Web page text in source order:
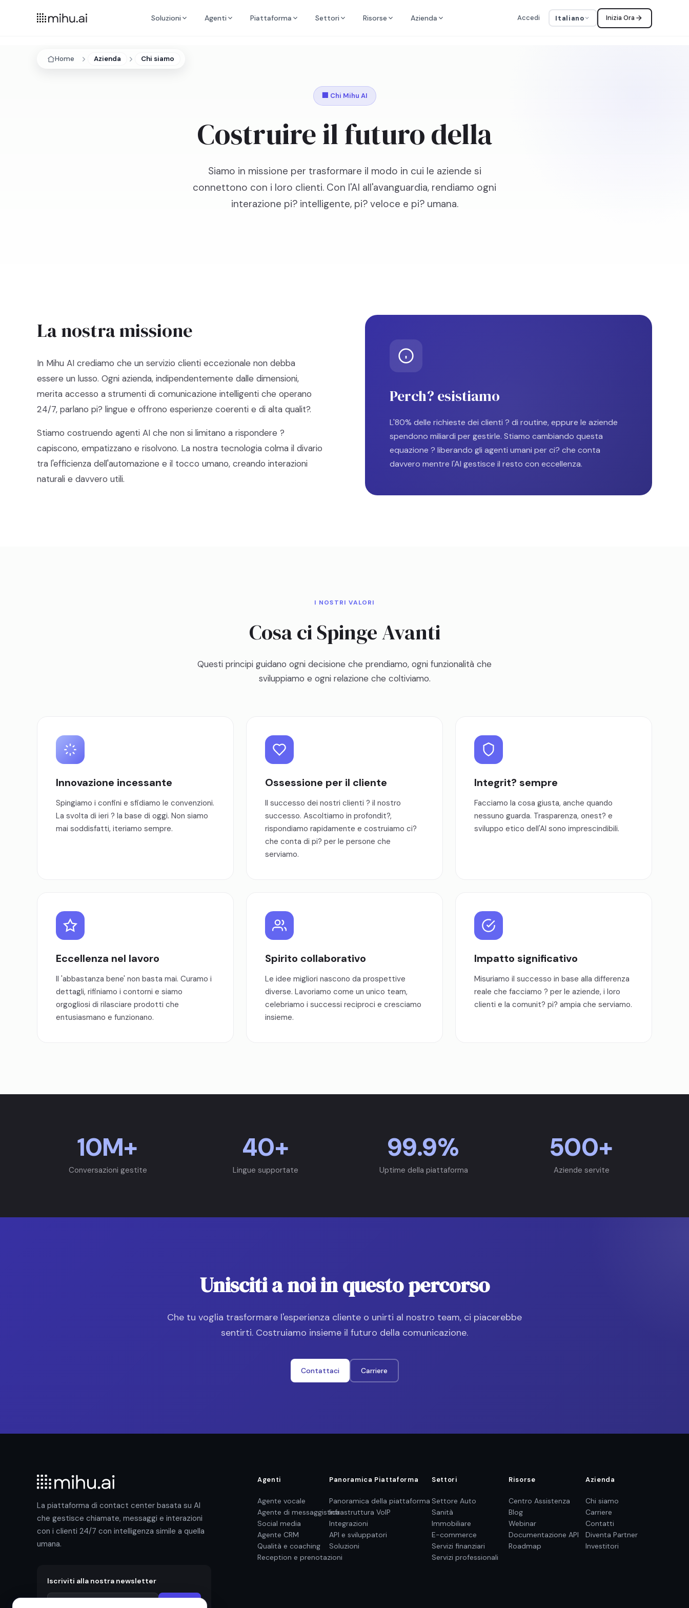
Soluzioni Agenti Piattaforma Settori Risorse Azienda Accedi Italiano Inizia Ora
Home Azienda Chi siamo
🏢 Chi Mihu AI
Costruire il futuro della
Siamo in missione per trasformare il modo in cui le aziende si
connettono con i loro clienti. Con l'AI all'avanguardia, rendiamo ogni
interazione pi? intelligente, pi? veloce e pi? umana.
La nostra missione
In Mihu AI crediamo che un servizio clienti eccezionale non debba
essere un lusso. Ogni azienda, indipendentemente dalle dimensioni,
merita accesso a strumenti di comunicazione intelligenti che operano
24/7, parlano pi? lingue e offrono esperienze coerenti e di alta qualit?.
Stiamo costruendo agenti AI che non si limitano a rispondere ?
capiscono, empatizzano e risolvono. La nostra tecnologia colma il divario
tra l'efficienza dell'automazione e il tocco umano, creando interazioni
naturali e davvero utili.
Perch? esistiamo
L'80% delle richieste dei clienti ? di routine, eppure le aziende
spendono miliardi per gestirle. Stiamo cambiando questa
equazione ? liberando gli agenti umani per ci? che conta
davvero mentre l'AI gestisce il resto con eccellenza.
I NOSTRI VALORI
Cosa ci Spinge Avanti
Questi principi guidano ogni decisione che prendiamo, ogni funzionalità che
sviluppiamo e ogni relazione che coltiviamo.
Innovazione incessante
Spingiamo i confini e sfidiamo le convenzioni.
La svolta di ieri ? la base di oggi. Non siamo
mai soddisfatti, iteriamo sempre.
Ossessione per il cliente
Il successo dei nostri clienti ? il nostro
successo. Ascoltiamo in profondit?,
rispondiamo rapidamente e costruiamo ci?
che conta di pi? per le persone che
serviamo.
Integrit? sempre
Facciamo la cosa giusta, anche quando
nessuno guarda. Trasparenza, onest? e
sviluppo etico dell'AI sono imprescindibili.
Eccellenza nel lavoro
Il 'abbastanza bene' non basta mai. Curamo i
dettagli, rifiniamo i contorni e siamo
orgogliosi di rilasciare prodotti che
entusiasmano e funzionano.
Spirito collaborativo
Le idee migliori nascono da prospettive
diverse. Lavoriamo come un unico team,
celebriamo i successi reciproci e cresciamo
insieme.
Impatto significativo
Misuriamo il successo in base alla differenza
reale che facciamo ? per le aziende, i loro
clienti e la comunit? pi? ampia che serviamo.
10M+
Conversazioni gestite
40+
Lingue supportate
99.9%
Uptime della piattaforma
500+
Aziende servite
Unisciti a noi in questo percorso
Che tu voglia trasformare l'esperienza cliente o unirti al nostro team, ci piacerebbe
sentirti. Costruiamo insieme il futuro della comunicazione.
Contattaci Carriere
La piattaforma di contact center basata su AI
che gestisce chiamate, messaggi e interazioni
con i clienti 24/7 con intelligenza simile a quella
umana.
Iscriviti alla nostra newsletter
Agenti
Agente vocale
Agente di messaggistica
Social media
Agente CRM
Qualità e coaching
Reception e prenotazioni
Panoramica Piattaforma
Panoramica della piattaforma
Infrastruttura VoIP
Integrazioni
API e sviluppatori
Soluzioni
Settori
Settore Auto
Sanità
Immobiliare
E-commerce
Servizi finanziari
Servizi professionali
Risorse
Centro Assistenza
Blog
Webinar
Documentazione API
Roadmap
Azienda
Chi siamo
Carriere
Contatti
Diventa Partner
Investitori